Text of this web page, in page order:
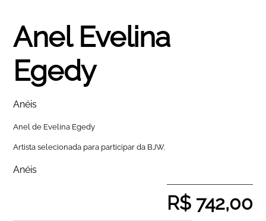
Anel Evelina
Egedy
Anéis
Anel de Evelina Egedy
Artista selecionada para participar da BJW.
Anéis
R$742,00